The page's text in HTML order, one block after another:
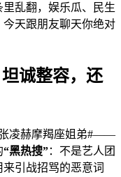
乱翻，娱乐瓜、民生
天跟朋友聊天你绝对
诚整容，还
凌赫摩羯座姐弟#——
“黑热搜”：不是艺人团
引战招骂的恶意词